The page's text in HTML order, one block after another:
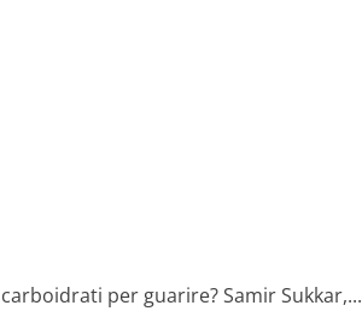
per guarire? Samir Sukkar,...